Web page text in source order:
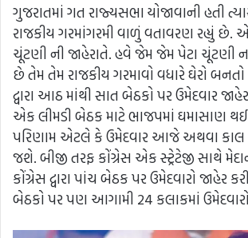
ગુજરાતમાં ગત રાજ્યસભા યોજાવાની હતી
રાજકીય ગરમાંગરમી વાળું વતાવરણ રહ્યું છે.
ચૂંટણી ની જાહેરાતે. હવે જેમ જેમ પેટા ચૂંટણી
છે તેમ તેમ રાજકીય ગરમાવો વધારે ઘેરો
દ્વારા આઠ માંથી સાત બેઠકો પર ઉમેદવાર
એક લીમડી બેઠક માટે ભાજપમાં ઘમાસાણ
પરિણામ એટલે કે ઉમેદવાર આજે અથવા કાલ
જશે. બીજી તરફ કોંગ્રેસ એક સ્ટ્રેટેજી સાથે
કોંગ્રેસ દ્વારા પાંચ બેઠક પર ઉમેદવારો જાહેર
બેઠકો પર પણ આગામી 24 કલાકમાં